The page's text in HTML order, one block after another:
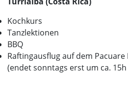
Kochkurs
Tanzlektionen
BBQ
Raftingausflug auf dem
(endet sonntags erst um ca.